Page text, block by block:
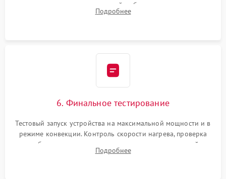
исключить перегрев кухонной мебели и потерю тепла.
Надежная фиксация клемм и сборка корпуса шкафа.
Подробнее
6. Финальное тестирование
Тестовый запуск устройства на максимальной мощности и в
режиме конвекции. Контроль скорости нагрева, проверка
срабатывания термостата при достижении заданной
температуры и тест на отсутствие утечек тока.
Подробнее